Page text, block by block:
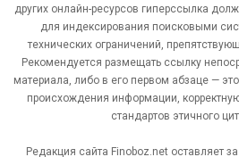
других онлайн-ресурсов гиперссылка
для индексирования поисковыми
технических ограничений,
Рекомендуется размещать ссылку
материала, либо в его первом абзаце —
происхождения информации,
стандартов этичного
Редакция сайта Finoboz.net оставляет